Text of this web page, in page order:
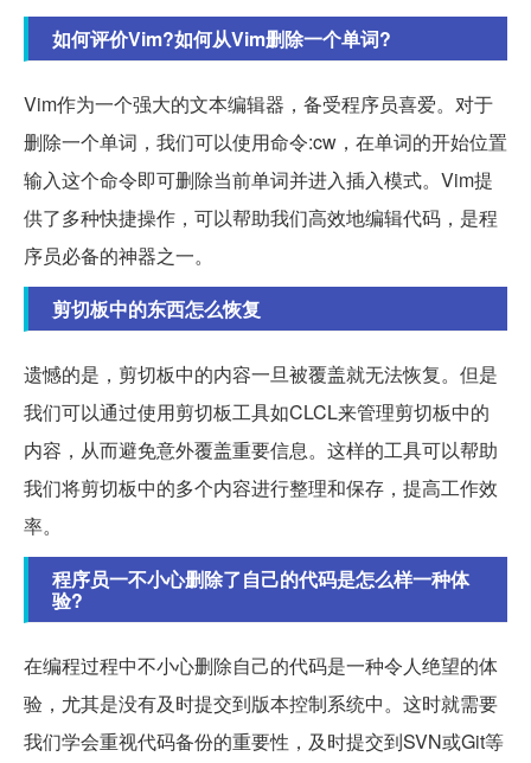
如何评价Vim?如何从Vim删除一个单词?
Vim作为一个强大的文本编辑器，备受程序员喜爱。对于
删除一个单词，我们可以使用命令:cw，在单词的开始位置
输入这个命令即可删除当前单词并进入插入模式。Vim提
供了多种快捷操作，可以帮助我们高效地编辑代码，是程
序员必备的神器之一。
剪切板中的东西怎么恢复
遗憾的是，剪切板中的内容一旦被覆盖就无法恢复。但是
我们可以通过使用剪切板工具如CLCL来管理剪切板中的
内容，从而避免意外覆盖重要信息。这样的工具可以帮助
我们将剪切板中的多个内容进行整理和保存，提高工作效
率。
程序员一不小心删除了自己的代码是怎么样一种体
验?
在编程过程中不小心删除自己的代码是一种令人绝望的体
验，尤其是没有及时提交到版本控制系统中。这时就需要
我们学会重视代码备份的重要性，及时提交到SVN或Git等